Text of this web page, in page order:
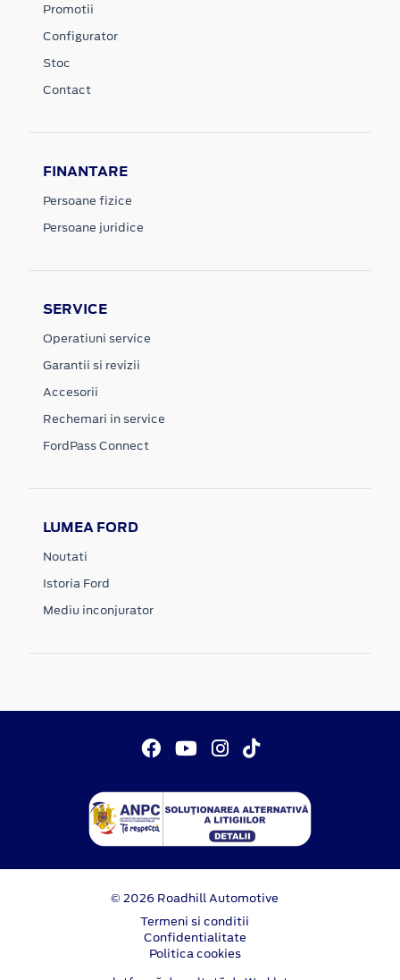
Promotii
Configurator
Stoc
Contact
FINANTARE
Persoane fizice
Persoane juridice
SERVICE
Operatiuni service
Garantii si revizii
Accesorii
Rechemari in service
FordPass Connect
LUMEA FORD
Noutati
Istoria Ford
Mediu inconjurator
© 2026 Roadhill Automotive
Termeni si conditii
Confidentialitate
Politica cookies